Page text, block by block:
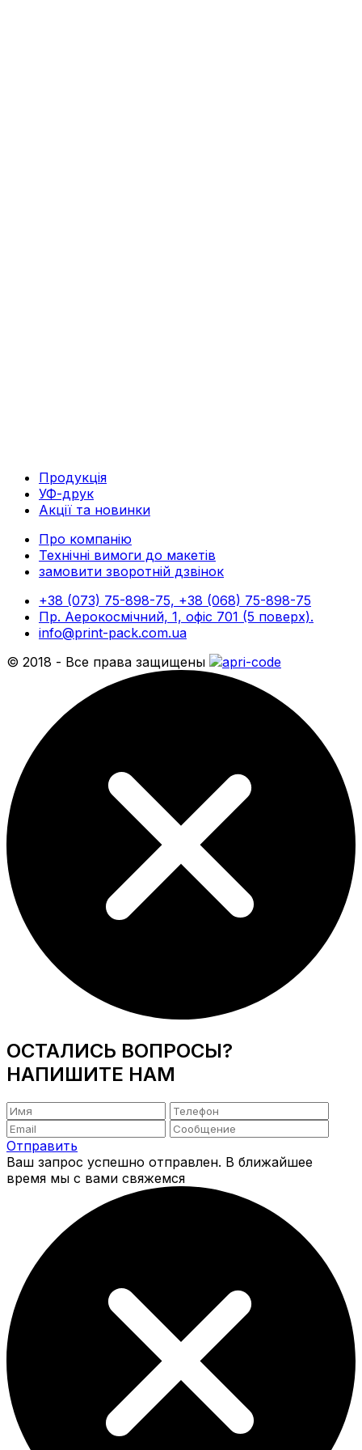
Продукція
УФ-друк
Акції та новинки
Про компанію
Технічні вимоги до макетів
замовити зворотній дзвінок
+38 (073) 75-898-75, +38 (068) 75-898-75
Пр. Аерокосмічний, 1, офіс 701 (5 поверх).
info@print-pack.com.ua
© 2018 - Все права защищены
ОСТАЛИСЬ ВОПРОСЫ?
НАПИШИТЕ НАМ
Отправить
Ваш запрос успешно отправлен. В ближайшее
время мы с вами свяжемся